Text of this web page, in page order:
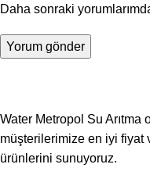
Daha sonraki
Water Metropol Su Arıtma
müşterilerimize en iyi fiyat
ürünlerini sunuyoruz.